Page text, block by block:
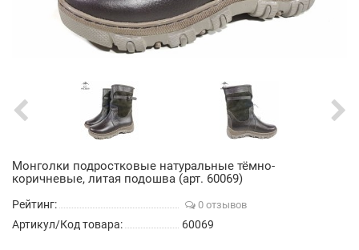
Монголки подростковые натуральные тёмно-
коричневые, литая подошва (арт. 60069)
Рейтинг: 0 отзывов
Артикул/Код товара: 60069